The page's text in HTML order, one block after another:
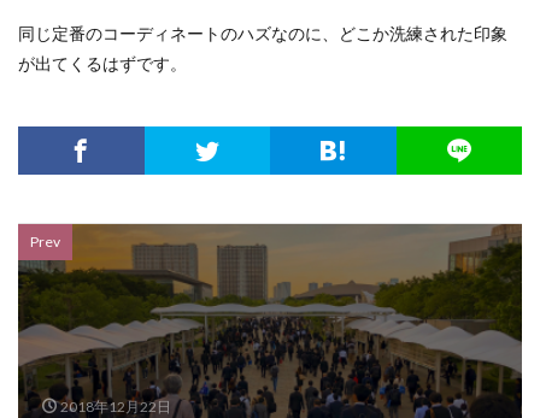
同じ定番のコーディネートのハズなのに、どこか洗練された印象
が出てくるはずです。
Prev
2018年12月22日